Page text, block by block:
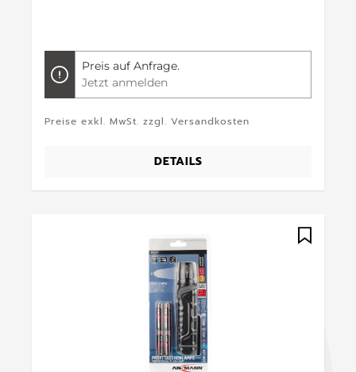
Preis auf Anfrage.
Jetzt anmelden
Preise exkl. MwSt. zzgl. Versandkosten
DETAILS